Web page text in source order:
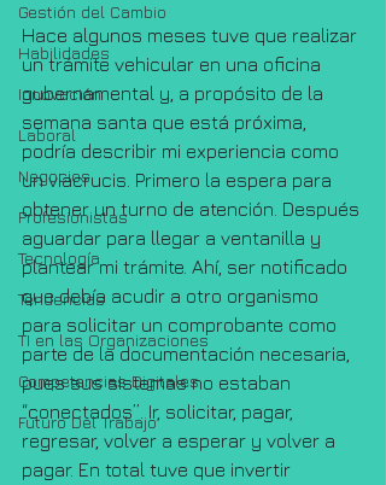
Gestión del Cambio
Habilidades
Innovación
Laboral
Negocios
Profesionistas
Tecnología
Tendencias
TI en las Organizaciones
Competencias Digitales
Futuro Del Trabajo
Hace algunos meses tuve que realizar
un trámite vehicular en una oficina
gubernamental y, a propósito de la
semana santa que está próxima,
podría describir mi experiencia como
un viacrucis. Primero la espera para
obtener un turno de atención. Después
aguardar para llegar a ventanilla y
plantear mi trámite. Ahí, ser notificado
que debía acudir a otro organismo
para solicitar un comprobante como
parte de la documentación necesaria,
pues sus sistemas no estaban
“conectados”. Ir, solicitar, pagar,
regresar, volver a esperar y volver a
pagar. En total tuve que invertir